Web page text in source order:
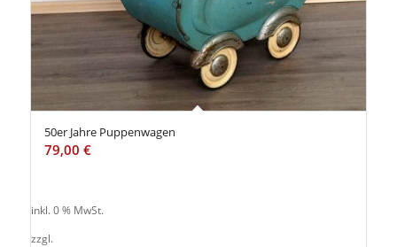
50er Jahre Puppenwagen
79,00 €
inkl. 0 % MwSt.
zzgl.